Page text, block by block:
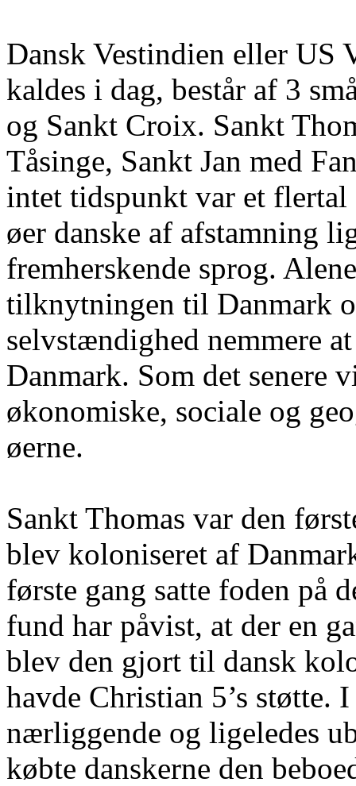
Dansk Vestindien eller US
kaldes i dag, består af 3
og Sankt Croix. Sankt
Tåsinge, Sankt Jan med
intet tidspunkt var et
øer danske af afstamning
fremherskende sprog.
tilknytningen til Danmark
selvstændighed nemmere
Danmark. Som det senere
økonomiske, sociale og
øerne.
Sankt Thomas var den
blev koloniseret af
første gang satte foden på
fund har påvist, at der en
blev den gjort til dansk
havde Christian 5’s støtte.
nærliggende og ligeledes
købte danskerne den